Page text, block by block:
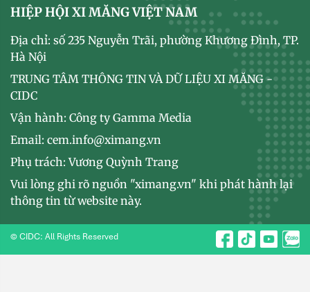
HIỆP HỘI XI MĂNG VIỆT NAM
Địa chỉ: số 235 Nguyễn Trãi, phường Khương Đình, TP.
Hà Nội
TRUNG TÂM THÔNG TIN VÀ DỮ LIỆU XI MĂNG -
CIDC
Vận hành: Công ty Gamma Media
Email: cem.info@ximang.vn
Phụ trách: Vương Quỳnh Trang
Vui lòng ghi rõ nguồn "ximang.vn" khi phát hành lại
thông tin từ website này.
© CIDC: All Rights Reserved